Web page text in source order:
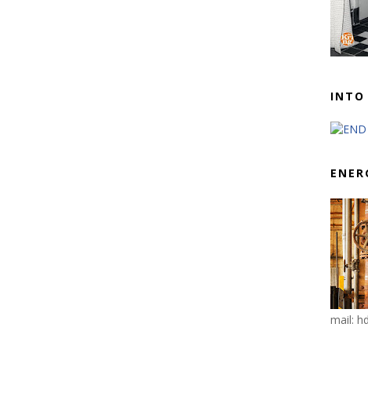
INTO
mail: